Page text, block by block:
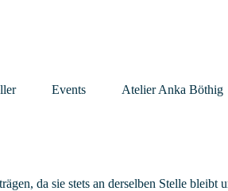
Events Atelier Anka Böthig
da sie stets an derselben Stelle